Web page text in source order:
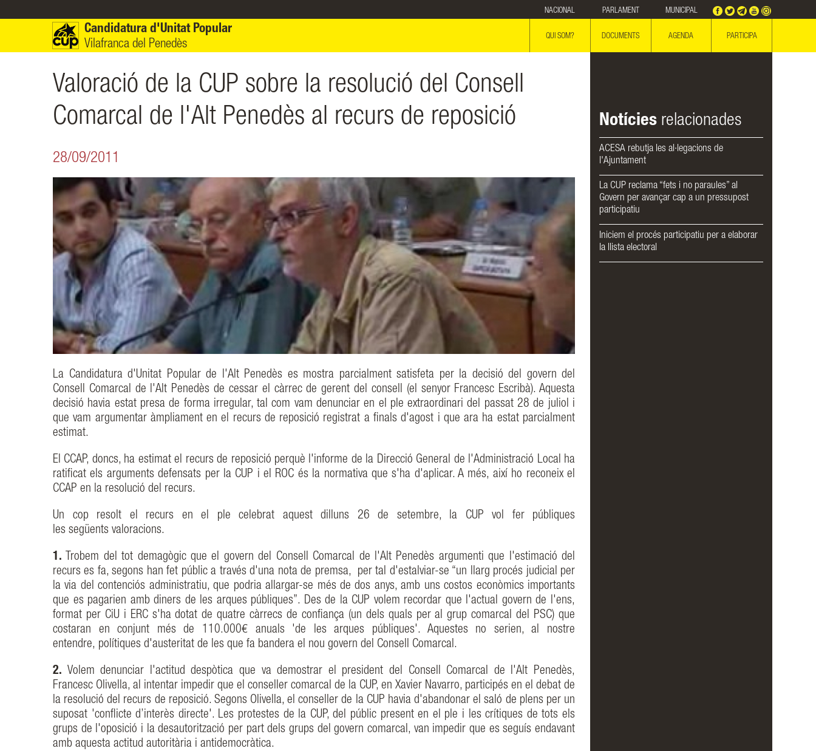
NACIONAL PARLAMENT MUNICIPAL
Candidatura d'Unitat Popular
Vilafranca del Penedès
QUI SOM? DOCUMENTS AGENDA PARTICIPA
Valoració de la CUP sobre la resolució del Consell
Comarcal de l'Alt Penedès al recurs de reposició
28/09/2011
La Candidatura d'Unitat Popular de l'Alt Penedès es mostra parcialment satisfeta per la decisió del govern del
Consell Comarcal de l'Alt Penedès de cessar el càrrec de gerent del consell (el senyor Francesc Escribà). Aquesta
decisió havia estat presa de forma irregular, tal com vam denunciar en el ple extraordinari del passat 28 de juliol i
que vam argumentar àmpliament en el recurs de reposició registrat a finals d'agost i que ara ha estat parcialment
estimat.
El CCAP, doncs, ha estimat el recurs de reposició perquè l'informe de la Direcció General de l'Administració Local ha
ratificat els arguments defensats per la CUP i el ROC és la normativa que s'ha d'aplicar. A més, així ho reconeix el
CCAP en la resolució del recurs.
Un cop resolt el recurs en el ple celebrat aquest dilluns 26 de setembre, la CUP vol fer públiques
les següents valoracions.
1. Trobem del tot demagògic que el govern del Consell Comarcal de l'Alt Penedès argumenti que l'estimació del
recurs es fa, segons han fet públic a través d'una nota de premsa, per tal d'estalviar-se “un llarg procés judicial per
la via del contenciós administratiu, que podria allargar-se més de dos anys, amb uns costos econòmics importants
que es pagarien amb diners de les arques públiques”. Des de la CUP volem recordar que l'actual govern de l'ens,
format per CiU i ERC s'ha dotat de quatre càrrecs de confiança (un dels quals per al grup comarcal del PSC) que
costaran en conjunt més de 110.000€ anuals 'de les arques públiques'. Aquestes no serien, al nostre
entendre, polítiques d'austeritat de les que fa bandera el nou govern del Consell Comarcal.
2. Volem denunciar l'actitud despòtica que va demostrar el president del Consell Comarcal de l'Alt Penedès,
Francesc Olivella, al intentar impedir que el conseller comarcal de la CUP, en Xavier Navarro, participés en el debat de
la resolució del recurs de reposició. Segons Olivella, el conseller de la CUP havia d'abandonar el saló de plens per un
suposat 'conflicte d’interès directe'. Les protestes de la CUP, del públic present en el ple i les crítiques de tots els
grups de l'oposició i la desautorització per part dels grups del govern comarcal, van impedir que es seguís endavant
amb aquesta actitud autoritària i antidemocràtica.
Notícies relacionades
ACESA rebutja les al·legacions de
l'Ajuntament
La CUP reclama “fets i no paraules” al
Govern per avançar cap a un pressupost
participatiu
Iniciem el procés participatiu per a elaborar
la llista electoral